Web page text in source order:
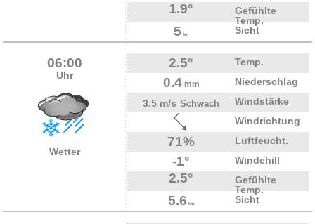
1.9°
Gefühlte
Temp.
5 km Sicht
06:00
Uhr
Wetter
2.5° Temp.
0.4mm
Niederschlag
3.5 m/s Schwach
Windstärke
Windrichtung
71% Luftfeucht.
-1° Windchill
2.5°
Gefühlte
Temp.
5.6 km Sicht